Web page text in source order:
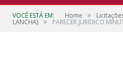
VOCÊ ESTÁ EM: Home »
LANCHA) » PARECER JURÍDICO